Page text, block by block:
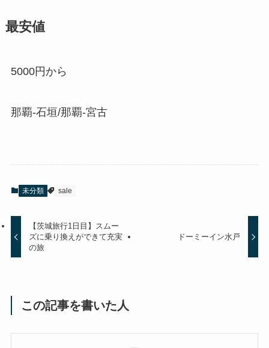
最安値
5000円から
那覇-石垣/那覇-宮古⁡
未分類 sale
【茨城旅行1日目】スムー
ズに乗り換えができて充実
の旅
ドーミーイン水戸
この記事を書いた人